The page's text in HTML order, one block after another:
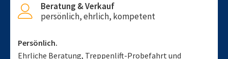
Beratung & Verkauf
persönlich, ehrlich, kompetent
Persönlich.
Ehrliche Beratung, Treppenlift-Probefahrt und